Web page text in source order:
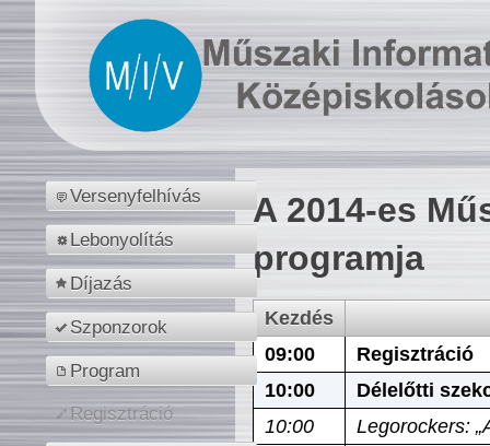
Versenyfelhívás
Lebonyolítás
Díjazás
Szponzorok
Program
Regisztráció
A 2014-es
programja
Kezdés
09:00
Regisztráció
10:00
Délelőtti
10:00
Legorockers: